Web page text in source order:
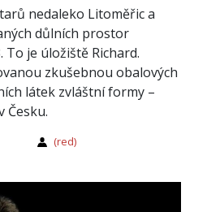
nedaleko Litoměřic a
důlních prostor
To je úložiště Richard.
zkušebnou obalových
látek zvláštní formy –
Česku.
(red)